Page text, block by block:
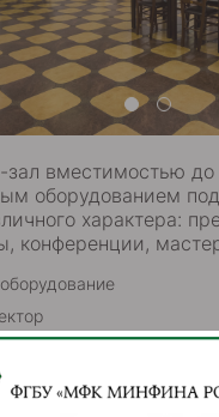
зал вместимостью до
оборудованием
характера:
конференции,